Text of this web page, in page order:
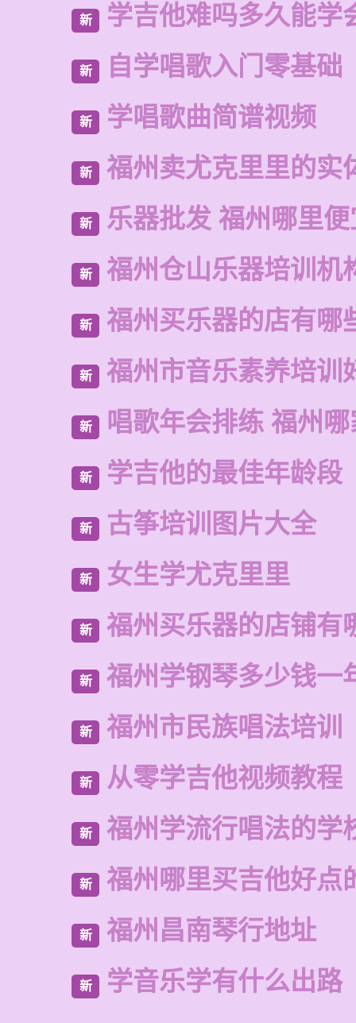
新 学吉他难吗多久能学
新 自学唱歌入门零基础
新 学唱歌曲简谱视频
新 福州卖尤克里里的实
新 乐器批发 福州哪里
新 福州仓山乐器培训机
新 福州买乐器的店有哪
新 福州市音乐素养培训
新 唱歌年会排练 福州
新 学吉他的最佳年龄段
新 古筝培训图片大全
新 女生学尤克里里
新 福州买乐器的店铺有
新 福州学钢琴多少钱一
新 福州市民族唱法培训
新 从零学吉他视频教程
新 福州学流行唱法的学
新 福州哪里买吉他好点
新 福州昌南琴行地址
新 学音乐学有什么出路